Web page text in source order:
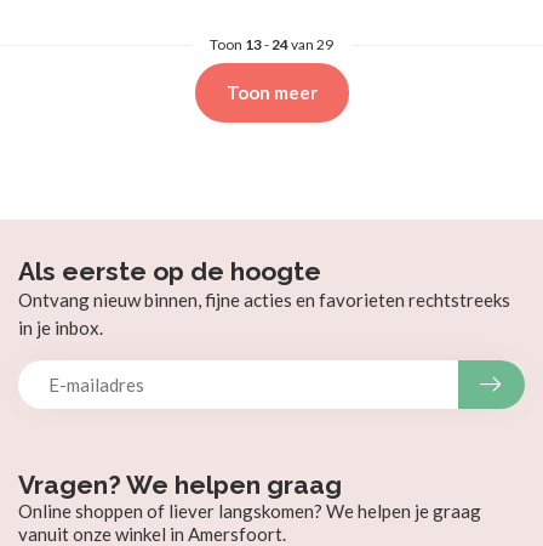
Toon 13-24van 29
Toon meer
Vragen? We helpen graag
Online shoppen of liever langskomen? We helpen je graag
vanuit onze winkel in Amersfoort.
Als eerste op de hoogte
Ontvang nieuw binnen, fijne acties en favorieten rechtstreeks
in je inbox.